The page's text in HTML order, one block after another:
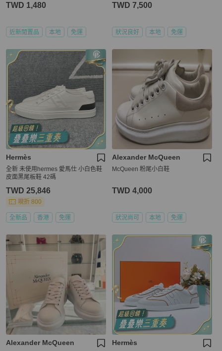
TWD 1,480
近新閒置品 本地 免運
TWD 7,500
狀況良好 本地 免運
Hermès
全新 未使用hermes 愛馬仕 小白色鞋
皮面黑尾板鞋 42碼
TWD 25,846
現折 800
全新品 香港 免運
Alexander McQueen
McQueen 粉尾小白鞋
TWD 4,000
狀況尚可 本地 免運
Alexander McQueen Hermès